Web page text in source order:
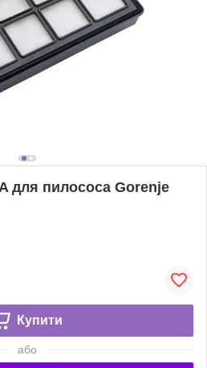
для пилососа Gorenje
Купити
або